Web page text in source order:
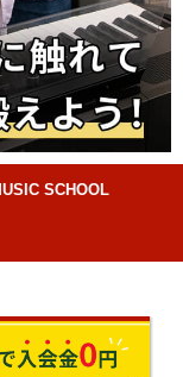
SCHOOL